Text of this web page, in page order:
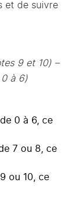
et de suivre
9 et 10) –
0 à 6)
0 à 6, ce
7 ou 8, ce
ou 10, ce